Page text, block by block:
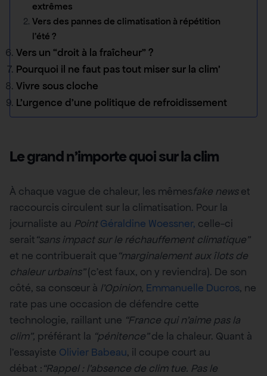
extrêmes
Vers des pannes de climatisation à répétition
l’été ?
Vers un “droit à la fraîcheur” ?
Pourquoi il ne faut pas tout miser sur la clim’
Vivre sous cloche
L’urgence d’une politique de refroidissement
Le grand n’importe quoi sur la clim
À chaque vague de chaleur, les mêmesfake newset
raccourcis circulent sur la climatisation. Pour la
journaliste au Point Géraldine Woessner, celle-ci
serait“sans impact sur le réchauffement climatique”
et ne contribuerait que“marginalement aux îlots de
chaleur urbains”(c’est faux, on y reviendra). De son
côté, sa consœur à l’Opinion, Emmanuelle Ducros, ne
rate pas une occasion de défendre cette
technologie, raillant une “France qui n’aime pas la
clim”, préférant la “pénitence”de la chaleur. Quant à
l’essayiste Olivier Babeau, il coupe court au
débat :“Rappel : l’absence de clim tue. Pas le